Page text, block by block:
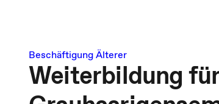
Beschäftigung Älterer
Weiterbildung